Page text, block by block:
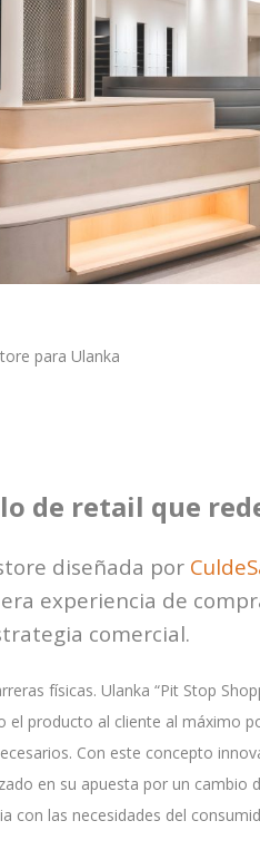
para Ulanka
de retail que
diseñada por
experiencia de
comercial.
físicas. Ulanka “Pit Stop
el producto al cliente al máximo
Con este concepto
en su apuesta por un
con las necesidades del